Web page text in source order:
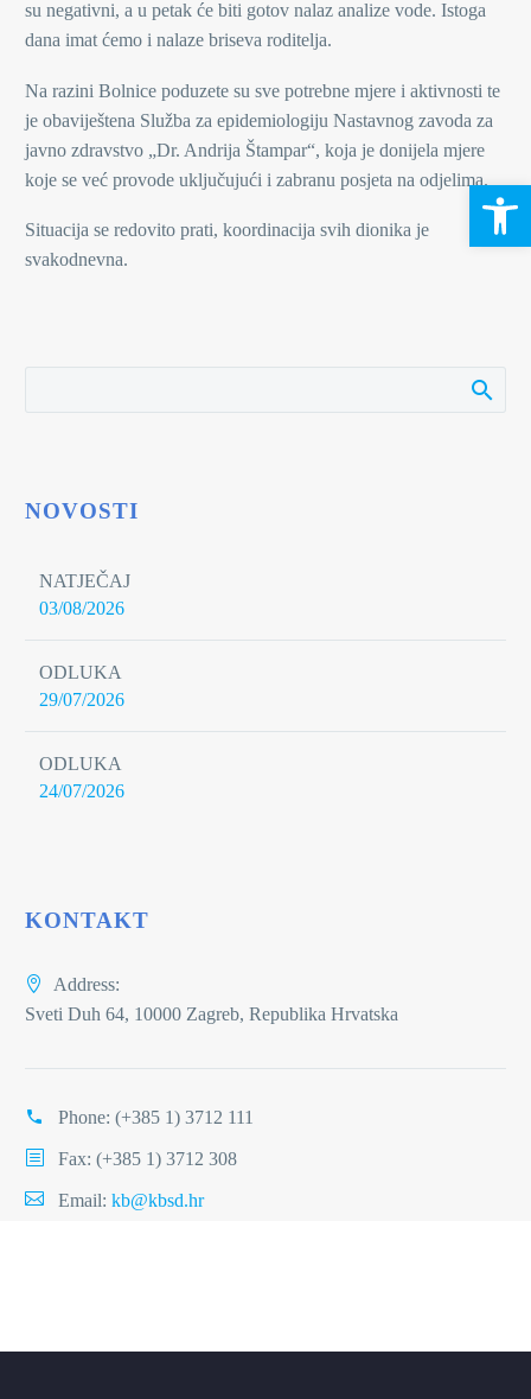
su negativni, a u petak će biti gotov nalaz analize vode. Istoga
dana imat ćemo i nalaze briseva roditelja.
Na razini Bolnice poduzete su sve potrebne mjere i aktivnosti te
je obaviještena Služba za epidemiologiju Nastavnog zavoda za
javno zdravstvo „Dr. Andrija Štampar“, koja je donijela mjere
koje se već provode uključujući i zabranu posjeta na odjelima.
Situacija se redovito prati, koordinacija svih dionika je
svakodnevna.
NOVOSTI
NATJEČAJ
03/08/2026
ODLUKA
29/07/2026
ODLUKA
24/07/2026
KONTAKT
Address:
Sveti Duh 64, 10000 Zagreb, Republika Hrvatska
Phone: (+385 1) 3712 111
Fax: (+385 1) 3712 308
Email: kb@kbsd.hr